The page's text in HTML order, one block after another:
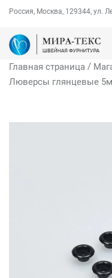
Россия, Москва, 129344, ул.
Главная страница /
Люверсы глянцевые